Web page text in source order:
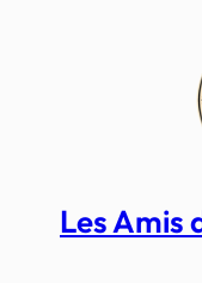
Les Amis